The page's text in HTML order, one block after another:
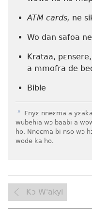
ATM cards, ne
Wo dan safoa
Krataa,
a mmofra de
Bible
b Ɛnyɛ nneɛma a
wubehia wɔ baabi a
ho. Nneɛma bi nso wɔ
wode ka ho.
Kɔ W'akyi